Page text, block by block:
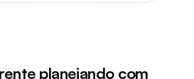
planejando com